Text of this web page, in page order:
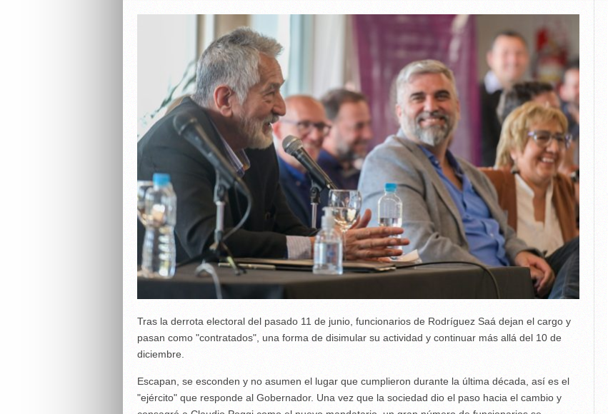
Tras la derrota electoral del pasado 11 de junio, funcionarios de Rodríguez Saá dejan el cargo y
pasan como "contratados", una forma de disimular su actividad y continuar más allá del 10 de
diciembre.
Escapan, se esconden y no asumen el lugar que cumplieron durante la última década, así es el
"ejército" que responde al Gobernador. Una vez que la sociedad dio el paso hacia el cambio y